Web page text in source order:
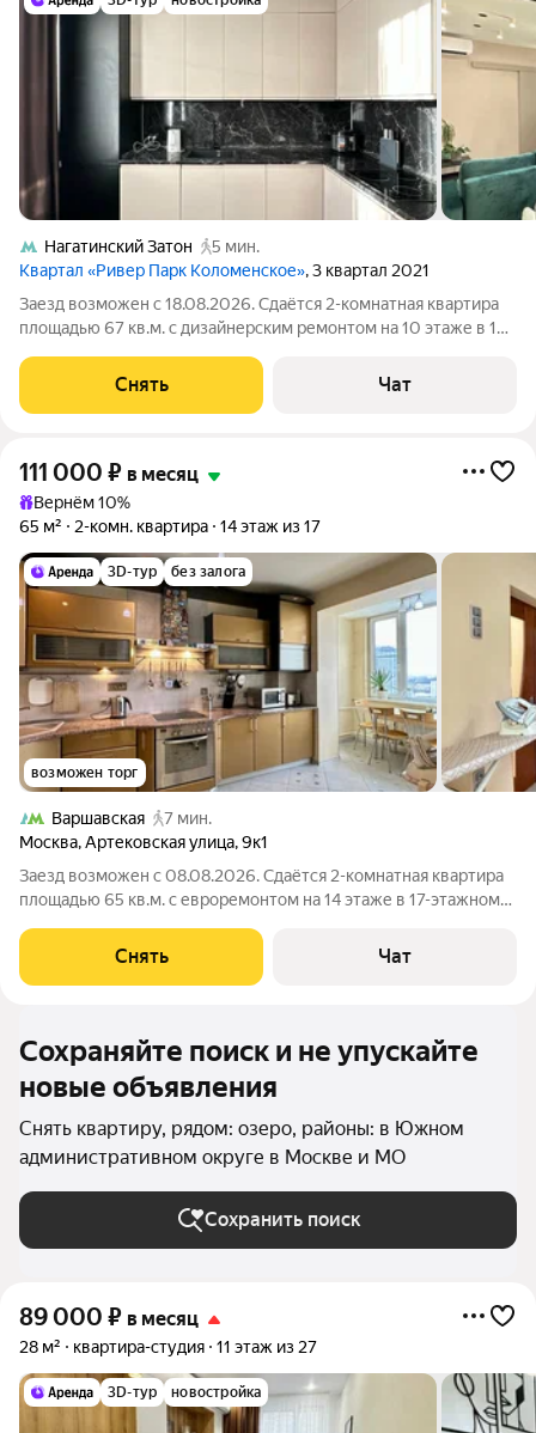
Нагатинский Затон
5 мин.
Квартал «Ривер Парк Коломенское», 3 квартал 2021
Заезд возможен с 18.08.2026. Сдаётся 2-комнатная квартира
площадью 67 кв.м. с дизайнерским ремонтом на 10 этаже в 18-
Снять Чат
111 000 ₽ в месяц
Вернём 10%
65 м²
2-комн. квартира 14 этаж из 17
3D-тур без залога
возможен торг
Варшавская
7 мин.
Москва,Артековская улица,9к1
Заезд возможен с 08.08.2026. Сдаётся 2-комнатная квартира
площадью 65 кв.м. с евроремонтом на 14 этаже в 17-этажном
Духовой шкаф Стиральная машина Сушильная машинаСнять Чат
Сохраняйте поиск и не упускайте
новые объявления
Снять квартиру, рядом: озеро, районы: в Южном
административном округе в Москве и МО
Сохранить поиск
89 000 ₽ в месяц
28 м² квартира-студия 11 этаж из 27
3D-тур новостройка